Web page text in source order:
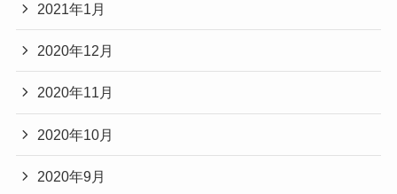
2021年1月
2020年12月
2020年11月
2020年10月
2020年9月